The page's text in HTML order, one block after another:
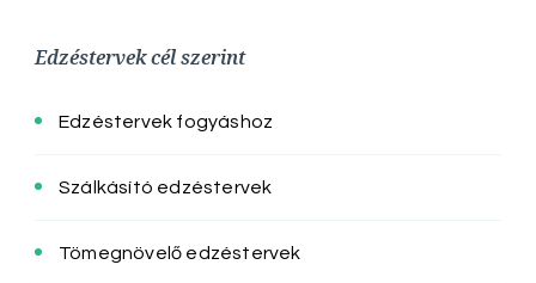
Edzéstervek cél szerint
Edzéstervek fogyáshoz
Szálkásító edzéstervek
Tömegnövelő edzéstervek